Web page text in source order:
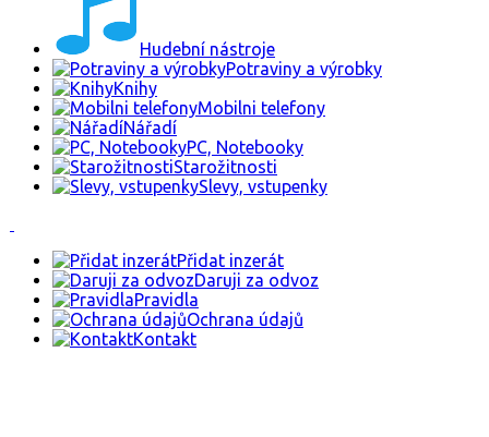
Hudební nástroje
Potraviny a výrobky
Knihy
Mobilni telefony
Nářadí
PC, Notebooky
Starožitnosti
Slevy, vstupenky
Přidat inzerát
Daruji za odvoz
Pravidla
Ochrana údajů
Kontakt